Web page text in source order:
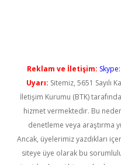
Reklam ve İletişim:
Uyarı: Sitemiz, 5651 Sayılı
İletişim Kurumu (BTK)
hizmet vermektedir. Bu
denetleme veya araştırma
Ancak, üyelerimiz yazdıkları
siteye üye olarak bu